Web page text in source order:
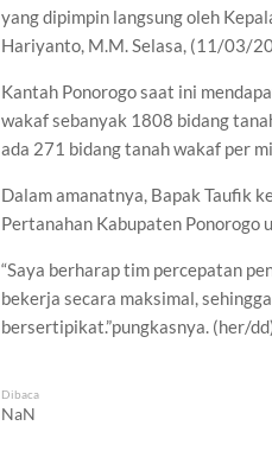
yang dipimpin langsung oleh
Hariyanto, M.M. Selasa, (11/03/
Kantah Ponorogo saat ini
wakaf sebanyak 1808 bidang
ada 271 bidang tanah wakaf per
Dalam amanatnya, Bapak Taufik
Pertanahan Kabupaten
“Saya berharap tim percepatan
bekerja secara maksimal,
bersertipikat.”pungkasnya. (her/
Dibaca
NaN